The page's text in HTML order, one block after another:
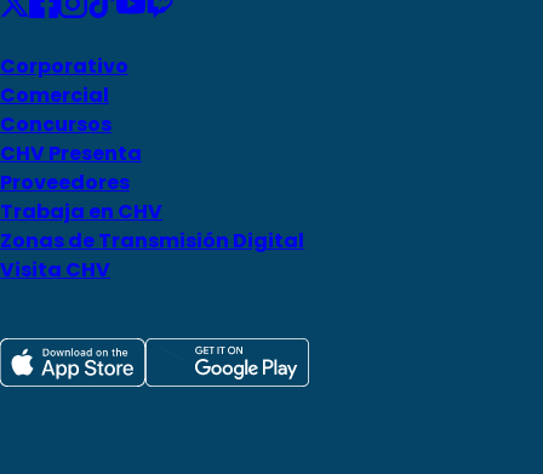
Corporativo
Comercial
Concursos
CHV Presenta
Proveedores
Trabaja en CHV
Zonas de Transmisión Digital
Visita CHV